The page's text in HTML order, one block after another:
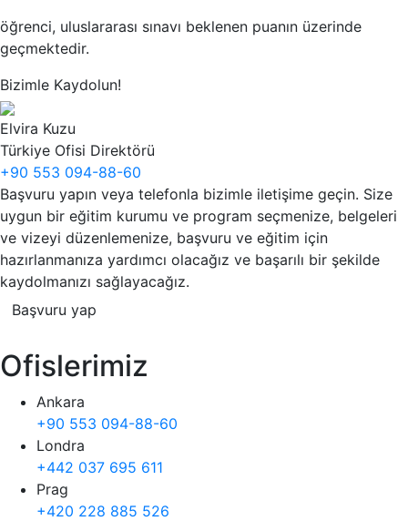
öğrenci, uluslararası sınavı beklenen puanın üzerinde
geçmektedir.
Bizimle Kaydolun!
Elvira Kuzu
Türkiye Ofisi Direktörü
+90 553 094-88-60
Başvuru yapın veya telefonla bizimle iletişime geçin. Size
uygun bir eğitim kurumu ve program seçmenize, belgeleri
ve vizeyi düzenlemenize, başvuru ve eğitim için
hazırlanmanıza yardımcı olacağız ve başarılı bir şekilde
kaydolmanızı sağlayacağız.
Başvuru yap
Ofislerimiz
Ankara
+90 553 094-88-60
Londra
+442 037 695 611
Prag
+420 228 885 526